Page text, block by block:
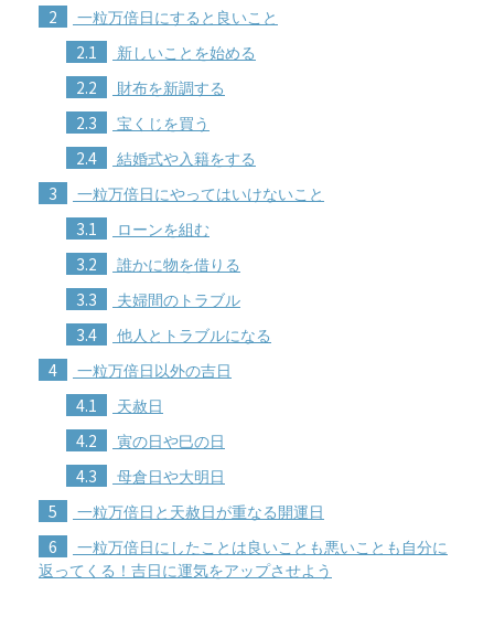
2 一粒万倍日にすると良いこと
2.1 新しいことを始める
2.2 財布を新調する
2.3 宝くじを買う
2.4 結婚式や入籍をする
3 一粒万倍日にやってはいけないこと
3.1 ローンを組む
3.2 誰かに物を借りる
3.3 夫婦間のトラブル
3.4 他人とトラブルになる
4 一粒万倍日以外の吉日
4.1 天赦日
4.2 寅の日や巳の日
4.3 母倉日や大明日
5 一粒万倍日と天赦日が重なる開運日
6
一粒万倍日にしたことは良いことも悪いことも自分に
返ってくる！吉日に運気をアップさせよう